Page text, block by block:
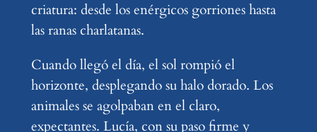
criatura: desde los enérgicos gorriones hasta
las ranas charlatanas.
Cuando llegó el día, el sol rompió el
horizonte, desplegando su halo dorado. Los
animales se agolpaban en el claro,
expectantes. Lucía, con su paso firme y